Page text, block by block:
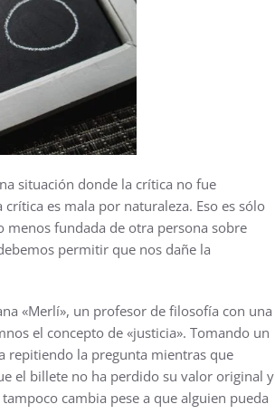
situación donde la crítica no fue
es mala por naturaleza. Eso es sólo
menos fundada de otra persona sobre
permitir que nos dañe la
«Merlí», un profesor de filosofía con una
el concepto de «justicia». Tomando un
repitiendo la pregunta mientras que
el billete no ha perdido su valor original y
cambia pese a que alguien pueda